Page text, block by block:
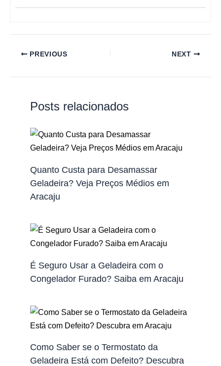
PREVIOUS NEXT
Posts relacionados
Quanto Custa para Desamassar
Geladeira? Veja Preços Médios em
Aracaju
É Seguro Usar a Geladeira com o
Congelador Furado? Saiba em Aracaju
Como Saber se o Termostato da
Geladeira Está com Defeito? Descubra